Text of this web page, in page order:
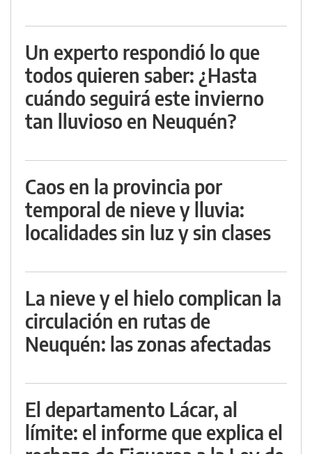
Un experto respondió lo que
todos quieren saber: ¿Hasta
cuándo seguirá este invierno
tan lluvioso en Neuquén?
Caos en la provincia por
temporal de nieve y lluvia:
localidades sin luz y sin clases
La nieve y el hielo complican la
circulación en rutas de
Neuquén: las zonas afectadas
El departamento Lácar, al
límite: el informe que explica el